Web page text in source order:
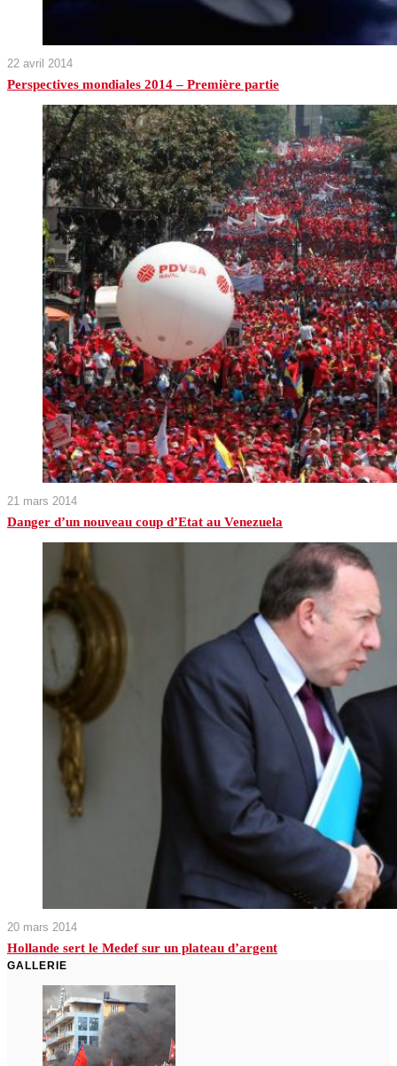
22 avril 2014
Perspectives mondiales 2014 – Première partie
21 mars 2014
Danger d’un nouveau coup d’Etat au Venezuela
20 mars 2014
Hollande sert le Medef sur un plateau d’argent
GALLERIE